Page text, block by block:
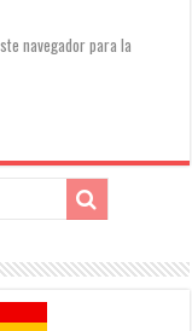
navegador para la